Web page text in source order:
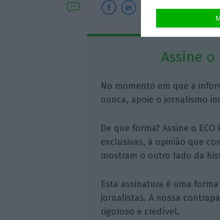
Assine o
No momento em que a
nunca, apoie o jornalismo
De que forma? Assine o
exclusivas, à opinião que
mostram o outro lado da
Esta assinatura é uma
jornalistas. A nossa
rigoroso e credível.